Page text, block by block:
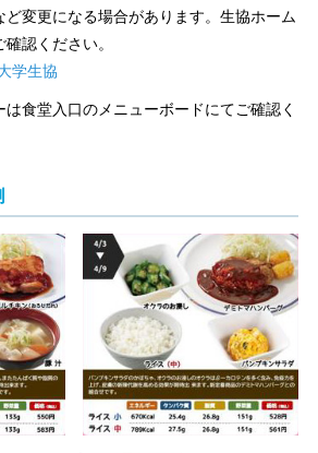
ど変更になる場合があります。生協ホーム
認ください。
学生協
食堂入口のメニューボードにてご確認く